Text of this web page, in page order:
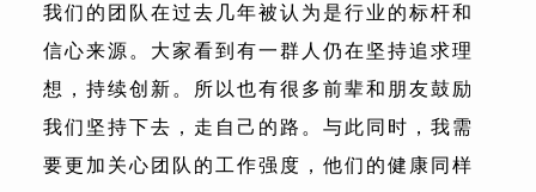
我们的团队在过去几年被认为是行业的标杆和
信心来源。大家看到有一群人仍在坚持追求理
想，持续创新。所以也有很多前辈和朋友鼓励
我们坚持下去，走自己的路。与此同时，我需
要更加关心团队的工作强度，他们的健康同样